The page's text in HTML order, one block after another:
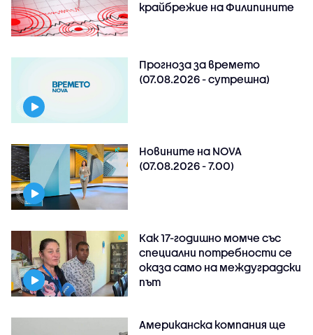
крайбрежие на Филипините
Прогноза за времето
(07.08.2026 - сутрешна)
Новините на NOVA
(07.08.2026 - 7.00)
Как 17-годишно момче със
специални потребности се
оказа само на междуградски
път
Американска компания ще